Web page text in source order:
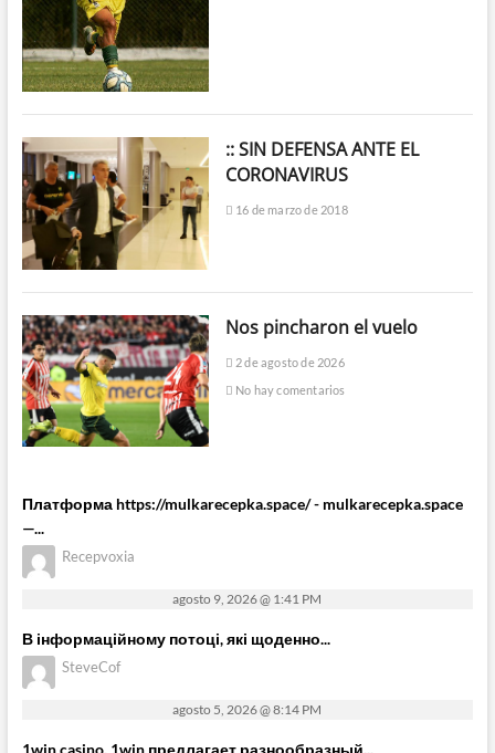
:: SIN DEFENSA ANTE EL
CORONAVIRUS
16 de marzo de 2018
Nos pincharon el vuelo
2 de agosto de 2026
No hay comentarios
Платформа https://mulkarecepka.space/ - mulkarecepka.space
—...
Recepvoxia
agosto 9, 2026 @ 1:41 PM
В інформаційному потоці, які щоденно...
SteveCof
agosto 5, 2026 @ 8:14 PM